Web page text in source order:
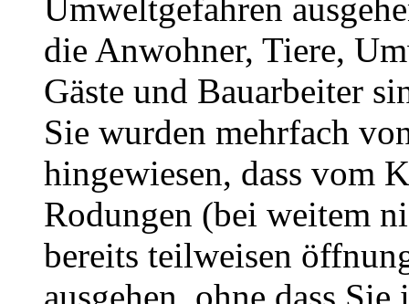
Umweltgefahren
die Anwohner, Tiere,
Gäste und Bauarbeiter
Sie wurden mehrfach
hingewiesen, dass vom
Rodungen (bei weitem
bereits teilweisen
ausgehen, ohne dass